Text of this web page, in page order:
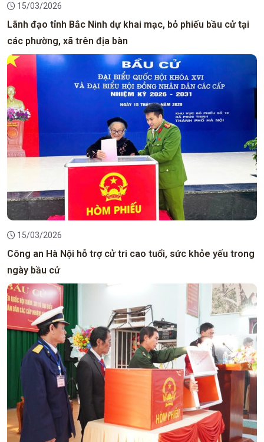
15/03/2026
Lãnh đạo tỉnh Bắc Ninh dự khai mạc, bỏ phiếu bầu cử tại
các phường, xã trên địa bàn
15/03/2026
Công an Hà Nội hỗ trợ cử tri cao tuổi, sức khỏe yếu trong
ngày bầu cử